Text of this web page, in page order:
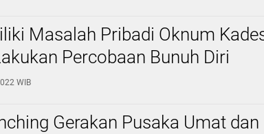
Masalah Pribadi Oknum
Percobaan Bunuh Diri
WIB
Gerakan Pusaka Umat dan